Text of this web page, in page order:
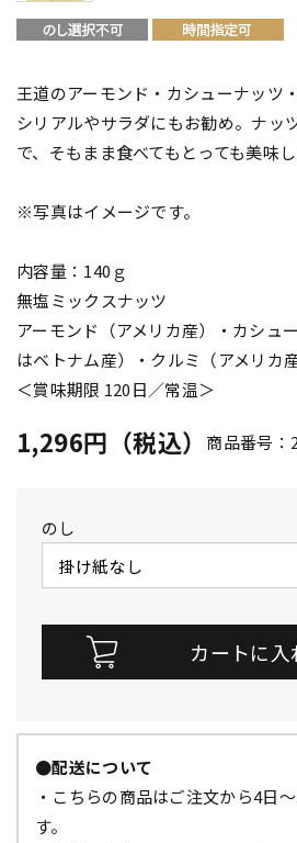
王道のアーモンド・カシューナッツ
シリアルやサラダにもお勧め。ナッ
で、そもまま食べてもとっても美味し
※写真はイメージです。
内容量：140ｇ
無塩ミックスナッツ
アーモンド（アメリカ産）・カシュ
はベトナム産）・クルミ（アメリカ産
＜賞味期限 120日／常温＞
1,296円（税込） 商品番号
のし
●配送について
・こちらの商品はご注文から4日
す。